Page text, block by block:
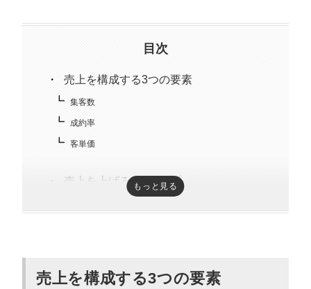
趣味はキックボクシング。アマチュアの戦績は2戦0勝2
目次
売上を構成する3つの要素
集客数
成約率
客単価
売上を上げる3ステップ
売上を上げるための9つのアイデア
もっと見る
売上を構成する3つの要素